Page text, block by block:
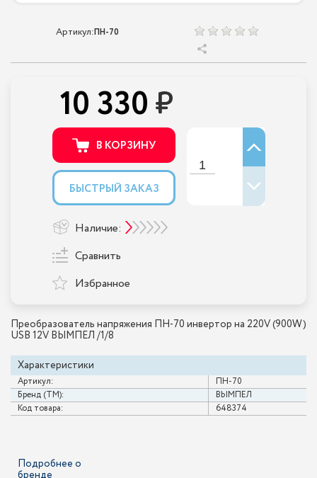
Артикул:ПН-70
Преобразователь напряжения ПН-70 инвертор на 220V (900W)
USB 12V ВЫМПЕЛ /1/8
Характеристики
Артикул:
ПН-70
Бренд (ТМ):
ВЫМПЕЛ
Код товара:
648374
10 330
В КОРЗИНУ
БЫСТРЫЙ ЗАКАЗ
Наличие:
Сравнить
Избранное
Подробнее о